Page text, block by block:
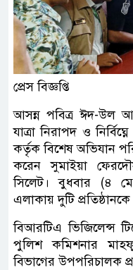
প্রেস বিজ্ঞপ্তি
আসন্ন পবিত্র ঈদ-উল
যাত্রা নিরাপদ ও
কর্তৃক বিশেষ অভিযান
করেন সুমাইয়া ফেরদৌস
সিলেট। বুধবার (৪
এলাকায় দুটি
বিআরটিএ ভিজিলেন্স
পুলিশ কমিশনার
বিভাগের উপপরিচালক